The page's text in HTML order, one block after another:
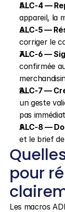
ALC-4 —
appareil, la
ALC-5 —
corriger le
ALC-6 —
confirmée
ALC-7 —
un geste
pas
ALC-8 —
et le brief
pour
Les macros